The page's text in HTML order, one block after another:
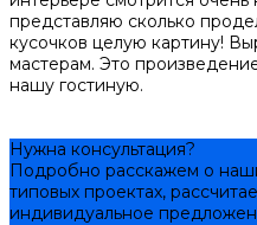
представляю сколько
кусочков целую картину!
мастерам. Это
нашу гостиную.
Нужна консультация?
Подробно расскажем о
типовых проектах,
индивидуальное